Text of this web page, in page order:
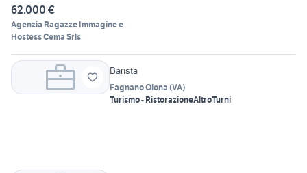
62.000 €
Agenzia Ragazze Immagine e
Hostess Cema Srls
Barista
Fagnano Olona (VA)
Turismo - RistorazioneAltroTurni